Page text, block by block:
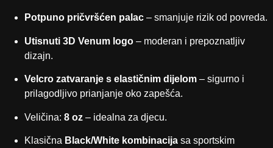
Potpuno pričvršćen palac – smanjuje rizik od povreda.
Utisnuti 3D Venum logo – moderan i prepoznatljiv
dizajn.
Velcro zatvaranje s elastičnim dijelom – sigurno i
prilagodljivo prianjanje oko zapešća.
Veličina: 8 oz – idealna za djecu.
Klasična Black/White kombinacija sa sportskim